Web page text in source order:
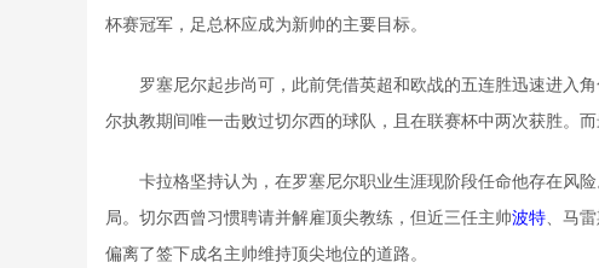
杯赛冠军，足总杯应成为新帅的主要目标。
罗塞尼尔起步尚可，此前凭借英超和欧战的五连胜迅速进入
尔执教期间唯一击败过切尔西的球队，且在联赛杯中两次获胜。
卡拉格坚持认为，在罗塞尼尔职业生涯现阶段任命他存在风
局。切尔西曾习惯聘请并解雇顶尖教练，但近三任主帅波特 、马
偏离了签下成名主帅维持顶尖地位的道路。